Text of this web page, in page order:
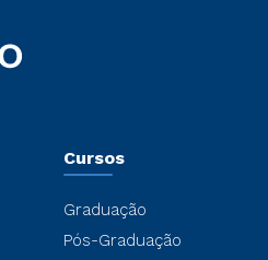
Cursos
Graduação
Pós-Graduação